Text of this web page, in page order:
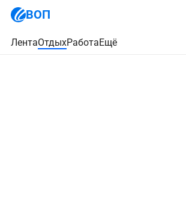
ВОП
ЛентаОтдыхРаботаЕщё